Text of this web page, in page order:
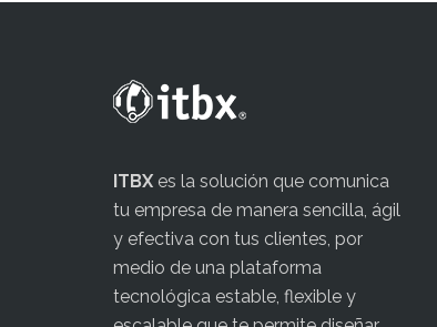
ITBX es la solución que comunica
tu empresa de manera sencilla, ágil
y efectiva con tus clientes, por
medio de una plataforma
tecnológica estable, flexible y